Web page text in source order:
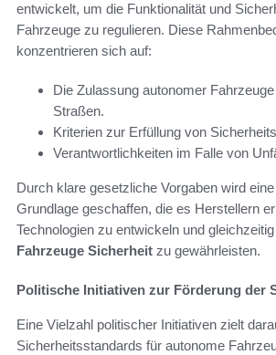
entwickelt, um die Funktionalität und
Fahrzeuge zu regulieren. Diese
konzentrieren sich auf:
Die Zulassung autonomer
Straßen.
Kriterien zur Erfüllung von
Verantwortlichkeiten im Falle von
Durch klare gesetzliche Vorgaben wird
Grundlage geschaffen, die es Herstellern
Technologien zu entwickeln und
Fahrzeuge Sicherheit zu gewährleisten.
Politische Initiativen zur Förderung der
Eine Vielzahl politischer Initiativen zielt
Sicherheitsstandards für autonome